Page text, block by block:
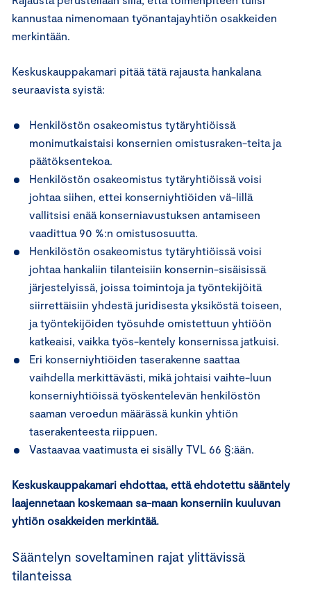
kannustaa nimenomaan työnantajayhtiön osakkeiden
merkintään.
Keskuskauppakamari pitää tätä rajausta hankalana
seuraavista syistä:
Henkilöstön osakeomistus tytäryhtiöissä
monimutkaistaisi konsernien omistusraken-teita ja
päätöksentekoa.
Henkilöstön osakeomistus tytäryhtiöissä voisi
johtaa siihen, ettei konserniyhtiöiden vä-lillä
vallitsisi enää konserniavustuksen antamiseen
vaadittua 90 %:n omistusosuutta.
Henkilöstön osakeomistus tytäryhtiöissä voisi
johtaa hankaliin tilanteisiin konsernin-sisäisissä
järjestelyissä, joissa toimintoja ja työntekijöitä
siirrettäisiin yhdestä juridisesta yksiköstä toiseen,
ja työntekijöiden työsuhde omistettuun yhtiöön
katkeaisi, vaikka työs-kentely konsernissa jatkuisi.
Eri konserniyhtiöiden taserakenne saattaa
vaihdella merkittävästi, mikä johtaisi vaihte-luun
konserniyhtiöissä työskentelevän henkilöstön
saaman veroedun määrässä kunkin yhtiön
taserakenteesta riippuen.
Vastaavaa vaatimusta ei sisälly TVL 66 §:ään.
Keskuskauppakamari ehdottaa, että ehdotettu sääntely
laajennetaan koskemaan sa-maan konserniin kuuluvan
yhtiön osakkeiden merkintää.
Sääntelyn soveltaminen rajat ylittävissä
tilanteissa